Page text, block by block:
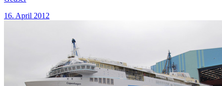
16. April 2012